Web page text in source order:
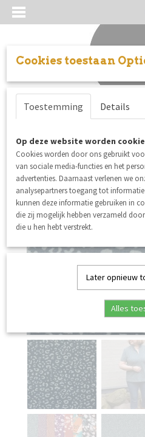
Inloggen Registreren
Cookies toestaan
Toestemming Details
Op deze website worden
Cookies worden door ons gebruikt
van sociale media-functies en het
advertenties. Daarnaast verlenen we
analysepartners toegang tot
kunnen deze informatie gebruiken in
die zij mogelijk hebben verzameld
die u hen hebt verstrekt.
Later opnieuw
Alles